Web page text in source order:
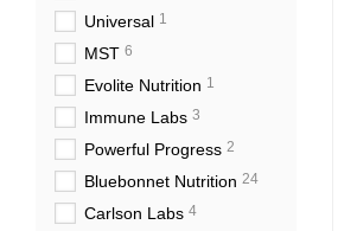
Universal 1
MST 6
Evolite Nutrition 1
Immune Labs 3
Powerful Progress 2
Bluebonnet Nutrition 24
Carlson Labs 4